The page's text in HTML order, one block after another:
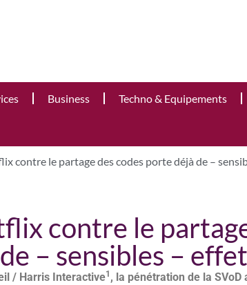
Business Techno & Equipements
contre le partage des codes porte déjà de –
contre le
– sensibles –
/ Harris Interactive1 , la pénétration de la SVoD